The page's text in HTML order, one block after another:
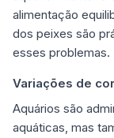
alimentação
dos peixes são
esses problemas.
Variações de
Aquários são
aquáticas, mas